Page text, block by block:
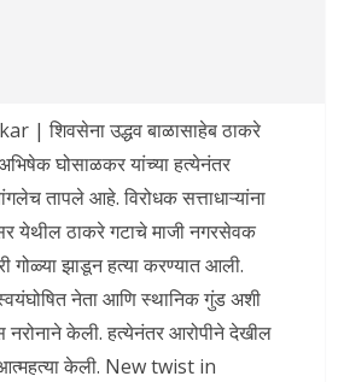
| शिवसेना उद्धव बाळासाहेब ठाकरे
घोसाळकर यांच्या हत्येनंतर
तापले आहे. विरोधक सत्ताधाऱ्यांना
येथील ठाकरे गटाचे माजी नगरसेवक
गोळ्या झाडून हत्या करण्यात आली.
नेता आणि स्थानिक गुंड अशी
केली. हत्येनंतर आरोपीने देखील
केली. New twist in